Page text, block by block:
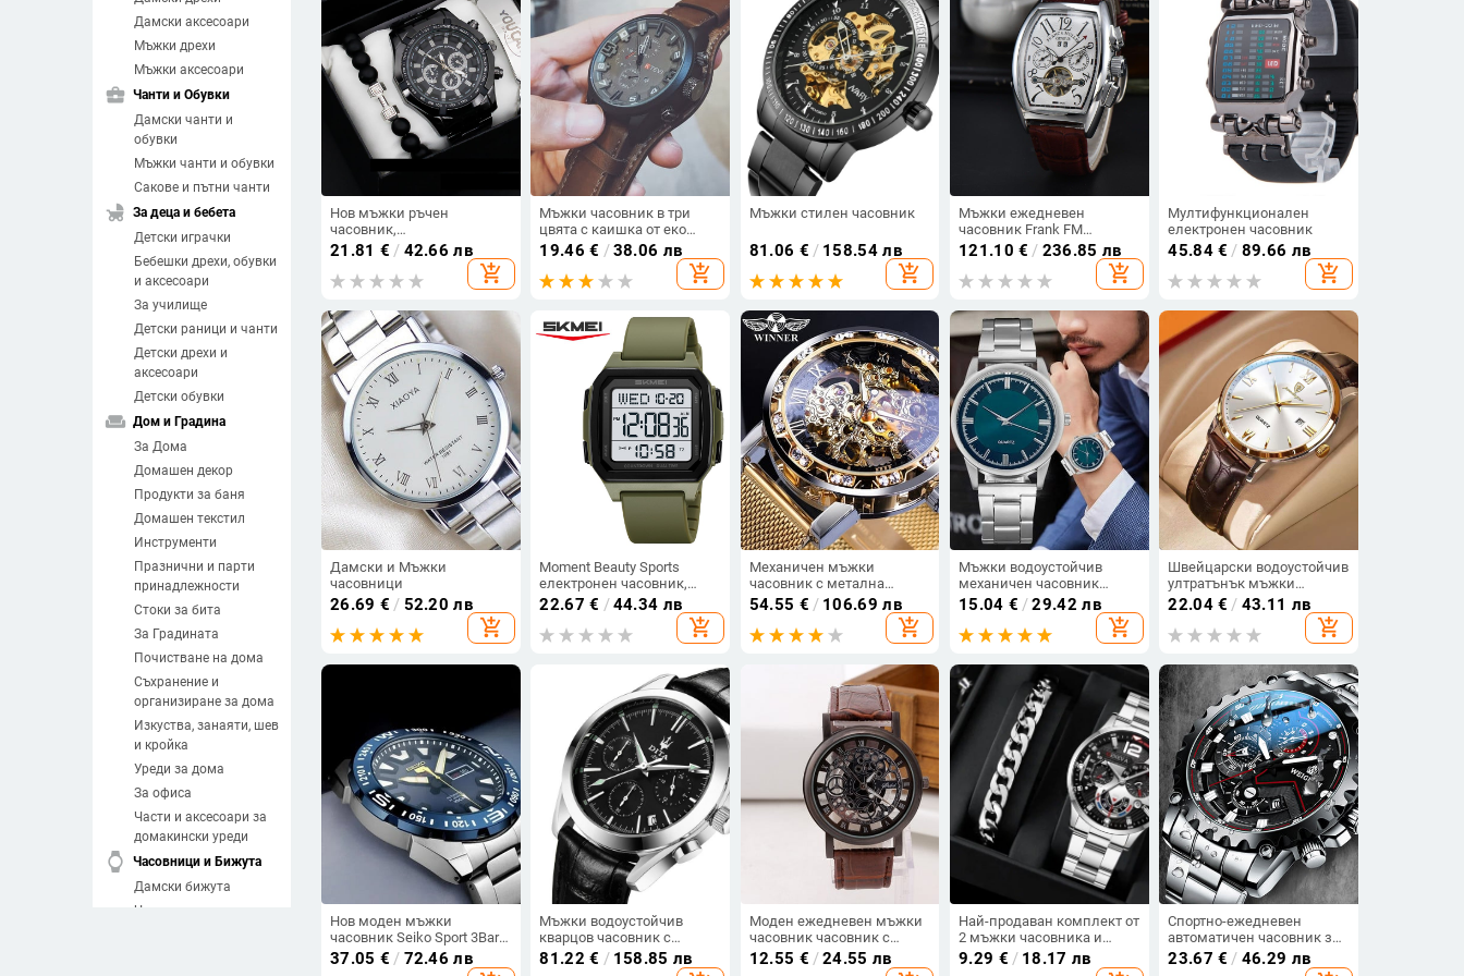
Дамски аксесоари
Мъжки дрехи
Мъжки аксесоари
business_center Чанти и Обувки
Дамски чанти и
обувки
Мъжки чанти и обувки
Сакове и пътни чанти
child_friendly За деца и бебета
Детски играчки
Бебешки дрехи, обувки
и аксесоари
За училище
Детски раници и чанти
Детски дрехи и
аксесоари
Детски обувки
weekend Дом и Градина
За Дома
Домашен декор
Продукти за баня
Домашен текстил
Инструменти
Празнични и парти
принадлежности
Стоки за бита
За Градината
Почистване на дома
Съхранение и
организиране за дома
Изкуства, занаяти, шев
и кройка
Уреди за дома
За офиса
Части и аксесоари за
домакински уреди
watch
Часовници и Бижута
Дамски бижута
Часовници
Нов мъжки ръчен
часовник,
висококачествен
немеханичен кварцов
комплект от три части.
21.81 € / 42.66 лв
add_shopping_cart
Мъжки часовник в три
цвята с каишка от еко
кожа
19.46 € /38.06 лв
add_shopping_cart
Мъжки стилен часовник
81.06 € / 158.54 лв
add_shopping_cart
Мъжки ежедневен
часовник Frank FM
Tourbillon Automatic
Mechanical с пет стрелки
121.10 € / 236.85 лв
add_shopping_cart
Мултифункционален
електронен часовник
45.84€ / 89.66 лв
add_shopping_cart
Дамски и Мъжки
часовници
26.69 € / 52.20 лв
add_shopping_cart
Moment Beauty Sports
електронен часовник,
прост водоустойчив
многофункционален
нощен будилник за жени
22.67 € /44.34 лв
add_shopping_cart
Механичен мъжки
часовник с метална
каишка
54.55 € / 106.69 лв
add_shopping_cart
Мъжки водоустойчив
механичен часовник
Луксозни часовници
Кварцов часовник
Циферблат от
неръждаема стомана
Ежедневен часовник
Автоматичен светещ
часовник
15.04 € /29.42 лв
add_shopping_cart
Швейцарски водоустойчив
ултратънък мъжки
часовник със светещ
дизайн, стилен кварцов
ръчен часовник, търсен
артикул за стрийминг на
живо и износ, предлаган
за дропшипинг.
22.04€ / 43.11 лв
add_shopping_cart
Нов моден мъжки
часовник Seiko Sport 3Bar
Водоустойчив светещ
автоматичен циферблат
37.05 € / 72.46 лв
Мъжки водоустойчив
кварцов часовник с
кожена каишка в
сребрист,златист,черен и
81.22 € / 158.85 лв
Моден ежедневен мъжки
часовник часовник с
издълбана каишка без
механично изражение
12.55 € /24.55 лв
Най-продаван комплект от
2 мъжки часовника и
гривна, стилен и висок
клас мъжки аналогов
9.29 € / 18.17 лв
Спортно-ежедневен
автоматичен часовник за
мъже
23.67 € / 46.29 лв